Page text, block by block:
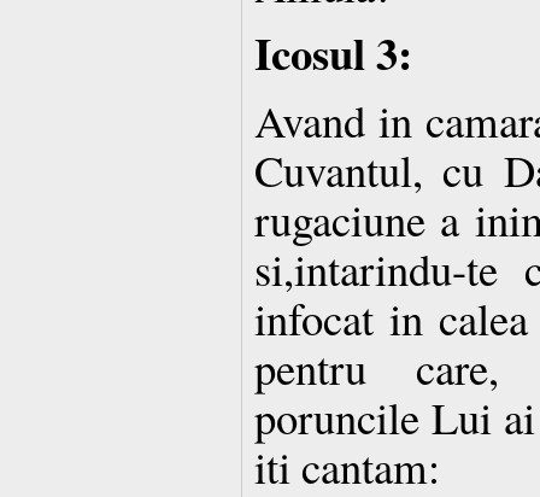
Icosul 3:
Avand in
Cuvantul, cu
rugaciune a
si,intarindu-
infocat in
pentru
poruncile Lui
iti cantam: